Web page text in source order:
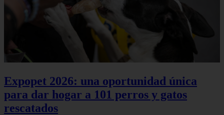
Expopet 2026: una oportunidad única
para dar hogar a 101 perros y gatos
rescatados